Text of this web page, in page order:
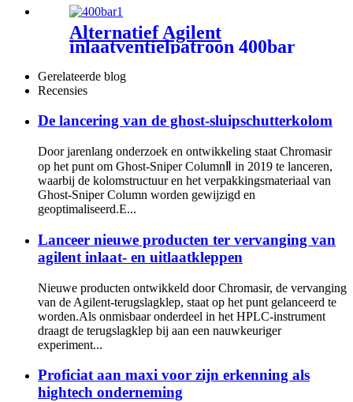
mobiele fasefilter
Alternatief Agilent
inlaatventielpatroon 400bar
Gerelateerde blog
Recensies
De lancering van de ghost-sluipschutterkolom
Door jarenlang onderzoek en ontwikkeling staat Chromasir
op het punt om Ghost-Sniper ColumnⅡ in 2019 te lanceren,
waarbij de kolomstructuur en het verpakkingsmateriaal van
Ghost-Sniper Column worden gewijzigd en
geoptimaliseerd.E...
Lanceer nieuwe producten ter vervanging van
agilent inlaat- en uitlaatkleppen
Nieuwe producten ontwikkeld door Chromasir, de vervanging
van de Agilent-terugslagklep, staat op het punt gelanceerd te
worden.Als onmisbaar onderdeel in het HPLC-instrument
draagt ​​de terugslagklep bij aan een nauwkeuriger
experiment...
Proficiat aan maxi voor zijn erkenning als
hightech onderneming